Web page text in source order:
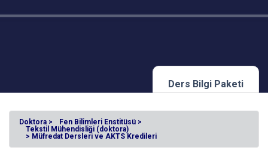
Ders Bilgi Paketi
Doktora >
Fen Bilimleri Enstitüsü >
Tekstil Mühendisliği (doktora)
> Müfredat Dersleri ve AKTS Kredileri